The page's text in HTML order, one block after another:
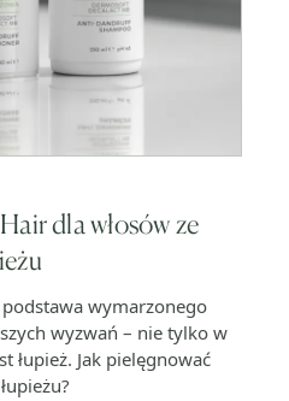
dla włosów ze
wymarzonego
wyzwań – nie tylko w
łupież. Jak pielęgnować